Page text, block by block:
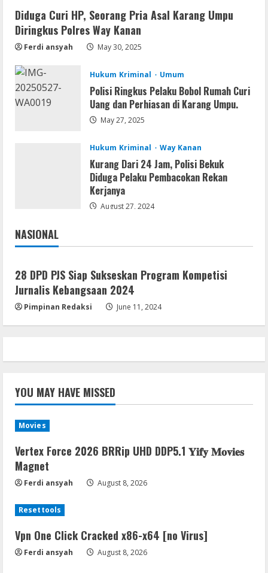
Resettools
GraphPad Prism Academic & Corporate
Cracked x86-x64 [no Virus]
August 8, 2026
Remux
Lan
Dune: Awakening FitGirl Repack +Patch
Direct Link 2026
Diduga Curi HP, Seorang Pria Asal Karang Umpu
Diringkus Polres Way Kanan
Ferdi ansyah May 30, 2025
Hukum Kriminal Umum
Polisi Ringkus Pelaku Bobol Rumah Curi
Uang dan Perhiasan di Karang Umpu.
May 27, 2025
Hukum Kriminal Way Kanan
Kurang Dari 24 Jam, Polisi Bekuk
Diduga Pelaku Pembacokan Rekan
Kerjanya
August 27, 2024
NASIONAL
Jakarta
28 DPD PJS Siap Sukseskan Program Kompetisi
Jurnalis Kebangsaan 2024
Pimpinan Redaksi June 11, 2024
YOU MAY HAVE MISSED
Movies
Vertex Force 2026 BRRip UHD DDP5.1 𝐘𝐢𝐟𝐲 𝐌𝐨𝐯𝐢𝐞𝐬
Magnet
Ferdi ansyah August 8, 2026
Resettools
Vpn One Click Cracked x86-x64 [no Virus]
Ferdi ansyah August 8, 2026